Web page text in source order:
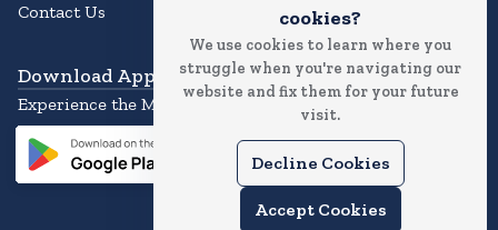
cookies?
We use cookies to learn where you
struggle when you're navigating our
website and fix them for your future
visit.
Decline Cookies
Accept Cookies
Contact Us
Download App
Experience the Magic of the News App